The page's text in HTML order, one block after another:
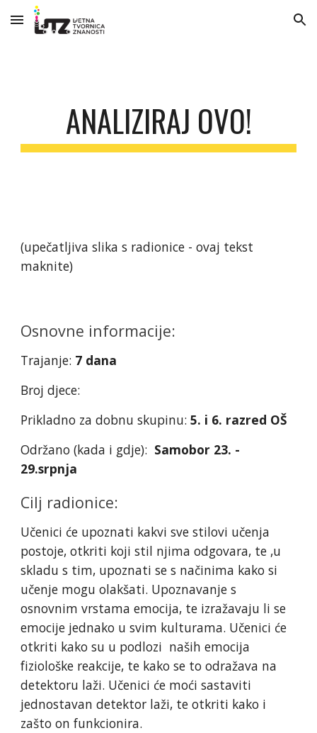
Skip to main content Skip to navigation
ANALIZIRAJ OVO!
(upečatljiva slika s radionice - ovaj tekst
maknite)
Osnovne informacije:
Trajanje: 7 dana
Broj djece:
Prikladno za dobnu skupinu:5. i 6. razred OŠ
Održano (kada i gdje): Samobor 23. -
29.srpnja
Cilj radionice:
Učenici će upoznati kakvi sve stilovi učenja
postoje, otkriti koji stil njima odgovara, te ,u
skladu s tim, upoznati se s načinima kako si
učenje mogu olakšati. Upoznavanje s
osnovnim vrstama emocija, te izražavaju li se
emocije jednako u svim kulturama. Učenici će
otkriti kako su u podlozi naših emocija
fiziološke reakcije, te kako se to odražava na
detektoru laži. Učenici će moći sastaviti
jednostavan detektor laži, te otkriti kako i
zašto on funkcionira.